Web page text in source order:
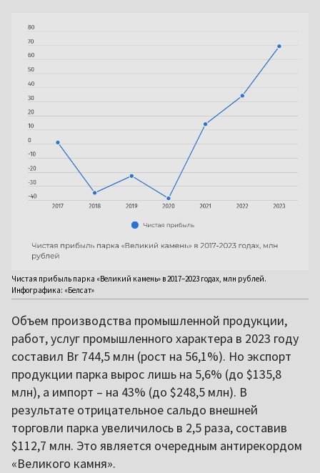
Чистая прибыль парка «Великий камень» в 2017–2023 годах, млн рублей.
Инфографика: «Белсат»
Объем производства промышленной продукции,
работ, услуг промышленного характера в 2023 году
составил Br 744,5 млн (рост на 56,1%). Но экспорт
продукции парка вырос лишь на 5,6% (до $135,8
млн), а импорт – на 43% (до $248,5 млн). В
результате отрицательное сальдо внешней
торговли парка увеличилось в 2,5 раза, составив
$112,7 млн. Это является очередным антирекордом
«Великого камня».